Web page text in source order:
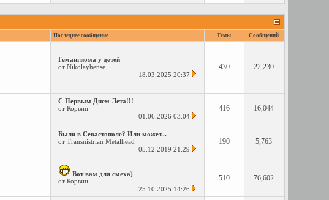
Последнее сообщение Темы Сообщений
Гемангиома у детей
от Nikolayhense
18.03.2025 20:37
430 22,230
С Первым Днем Лета!!!
от Корвин
01.06.2026 03:04
416 16,044
Были в Севастополе? Или может...
от Transnistrian Metalhead
05.12.2019 21:29
190 5,763
Вот вам для смеха)
от Корвин
25.10.2025 14:26
510 76,602